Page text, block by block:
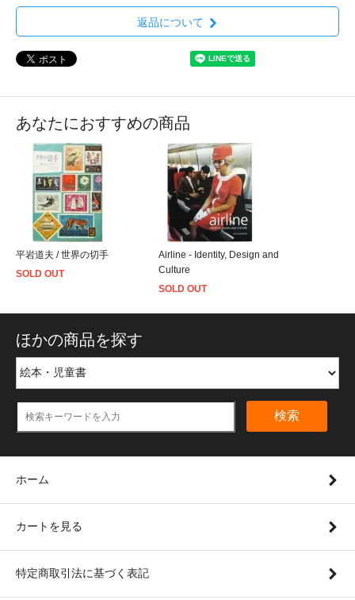
返品について
あなたにおすすめの商品
平岩道夫 / 世界の切手
SOLD OUT
Airline - Identity, Design and
Culture
SOLD OUT
ほかの商品を探す
検索
ホーム
カートを見る
特定商取引法に基づく表記